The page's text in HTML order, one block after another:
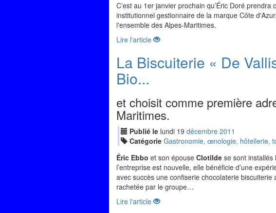
C’est au 1er janvier prochain qu’Éric Doré
institutionnel gestionnaire de la marque Côte
l'ensemble des Alpes-Maritimes.
Lire l'article
La Biscuiterie « De
Bio...
et choisit comme première
Maritimes.
Publié le lundi 19 décembre 2011
Catégorie Gastronomie, œnologie, hôtellerie,
Éric Ebbo et son épouse Clotilde se sont installés
l’entreprise est nouvelle, elle bénéficie d’une
avec succès une confiserie chocolaterie biscuiterie
rachetée par le groupe…
Lire l'article